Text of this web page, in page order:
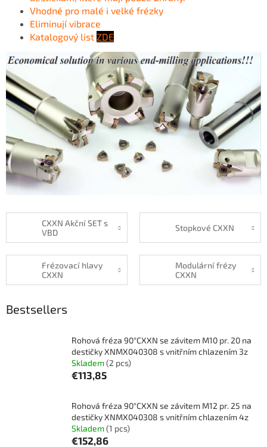
Vhodné pro malé i velké frézky
Eliminují vibrace
Katalogový list ZDE
CXXN Akční SET s
VBD
Stopkové CXXN
Frézovací hlavy
CXXN
Modulární frézy
CXXN
Bestsellers
Rohová fréza 90°CXXN se závitem M10 pr. 20 na
destičky XNMX040308 s vnitřním chlazením 3z
Skladem(2 pcs)
€113,85
Rohová fréza 90°CXXN se závitem M12 pr. 25 na
destičky XNMX040308 s vnitřním chlazením 4z
Skladem(1 pcs)
€152,86